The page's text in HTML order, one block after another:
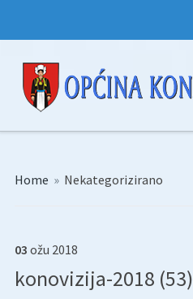
Home » Nekategorizirano
03 ožu 2018
konovizija-2018 (53)